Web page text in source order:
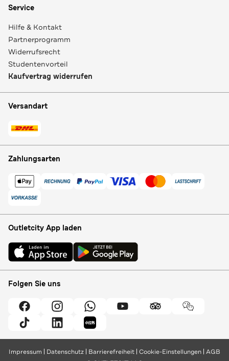
Service
Hilfe & Kontakt
Partnerprogramm
Widerrufsrecht
Studentenvorteil
Kaufvertrag widerrufen
Versandart
Zahlungsarten
Outletcity App laden
Folgen Sie uns
Impressum Datenschutz Barrierefreiheit Cookie-Einstellungen AGB